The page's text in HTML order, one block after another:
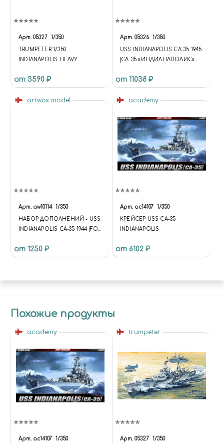
Арт. 05327 1/350
TRUMPETER 1/350
INDIANAPOLIS HEAVY
TRUMPETER 1/350
INDIANAPOLIS HEAVY
CRUISER CA-35 05327
от 3590 ₽
Арт. 05326 1/350
USS INDIANAPOLIS CA-35 1945
(CA-35 «ИНДИАНАПОЛИС»
КРЕЙСЕР, 1945 Г.)
от 11038 ₽
artwox model
Арт. aw10114 1/350
НАБОР ДОПОЛНЕНИЙ - USS
INDIANAPOLIS CA-35 1944 (FOR
от 1250 ₽
academy
Арт. ac14107 1/350
КРЕЙСЕР USS CA-35
INDIANAPOLIS
от 6102 ₽
Похожие продукты
academy
Арт. ac14107 1/350
trumpeter
Арт. 05327 1/350